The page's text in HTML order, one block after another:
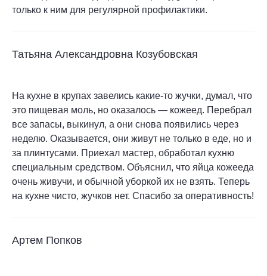
только к ним для регулярной профилактики.
Татьяна Александровна Козубовская
На кухне в крупах завелись какие-то жучки, думал, что
это пищевая моль, но оказалось — кожеед. Перебрал
все запасы, выкинул, а они снова появились через
неделю. Оказывается, они живут не только в еде, но и
за плинтусами. Приехал мастер, обработал кухню
специальным средством. Объяснил, что яйца кожееда
очень живучи, и обычной уборкой их не взять. Теперь
на кухне чисто, жучков нет. Спасибо за оперативность!
Артем Попков